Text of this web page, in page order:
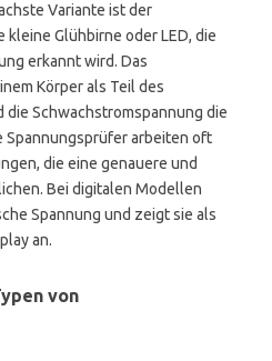
Variante ist der
Glühbirne oder LED, die
erkannt wird. Das
Körper als Teil des
Schwachstromspannung die
Spannungsprüfer arbeiten oft
die eine genauere und
Bei digitalen Modellen
Spannung und zeigt sie als
an.
von